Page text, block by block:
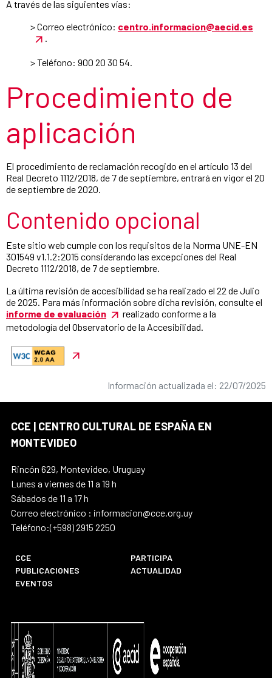
A través de las siguientes vías:
> Correo electrónico: centro.informacion@aecid.es
.
> Teléfono: 900 20 30 54.
Procedimiento de
aplicación
El procedimiento de reclamación recogido en el artículo 13 del
Real Decreto 1112/2018, de 7 de septiembre, entrará en vigor el 20
de septiembre de 2020.
Contenido opcional
Este sitio web cumple con los requisitos de la Norma UNE-EN
301549 v1.1.2:2015 considerando las excepciones del Real
Decreto 1112/2018, de 7 de septiembre.
La última revisión de accesibilidad se ha realizado el 22 de Julio
de 2025. Para más información sobre dicha revisión, consulte el
informe de evaluación
realizado conforme a la
metodología del Observatorio de la Accesibilidad.
Información actualizada el: 22/07/2025
CCE | CENTRO CULTURAL DE ESPAÑA EN
MONTEVIDEO
Rincón 629, Montevideo, Uruguay
Lunes a viernes de 11 a 19 h
Sábados de 11 a 17 h
Correo electrónico : informacion@cce.org.uy
Teléfono:(+598) 2915 2250
CCE
PARTICIPA
PUBLICACIONES
ACTUALIDAD
EVENTOS